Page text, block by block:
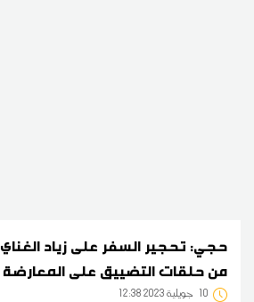
حجي: تحجير السفر على زياد
من حلقات التضييق على المعارضة
10 12:38 2023 جويلية